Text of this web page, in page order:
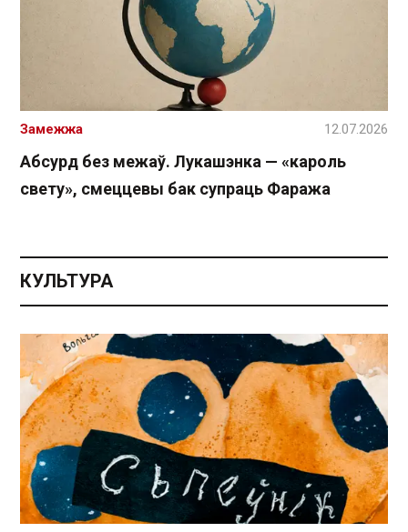
Абсурд без межаў. Лукашэнка — «кароль
свету», смеццевы бак супраць Фаража
Замежжа 12.07.2026
КУЛЬТУРА